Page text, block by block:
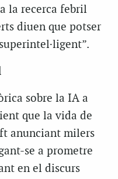
la recerca febril
diuen que potser
sobre la IA a
que la vida de
anunciant milers
se a prometre
en el discurs